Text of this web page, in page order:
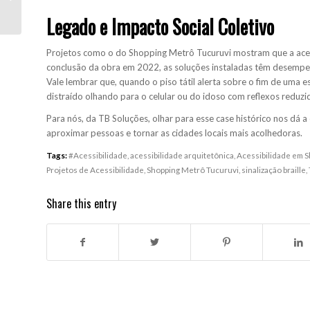
Legado e Impacto Social Coletivo
Projetos como o do Shopping Metrô Tucuruvi mostram que a
conclusão da obra em 2022, as soluções instaladas têm
Vale lembrar que, quando o piso tátil alerta sobre o fim de uma
distraído olhando para o celular ou do idoso com reflexos
Para nós, da TB Soluções, olhar para esse casehistórico nos dá a
aproximar pessoas e tornar as cidades locais mais acolhedoras.
Tags:#Acessibilidade acessibilidade arquitetônica Acessibilidade em
Projetos de Acessibilidade Shopping Metrô Tucuruvi sinalização braille
Share this entry
Acessi...